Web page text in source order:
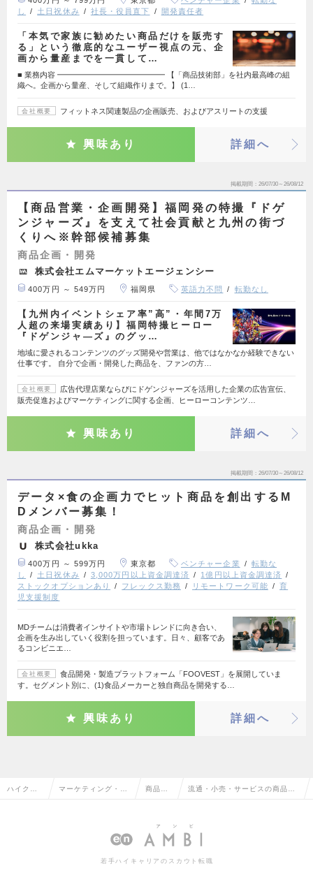
し
土日祝休み 社長・役員直下 開発責任者
「本気で家族に勧めたい商品だけを販売す
る」という徹底的なユーザー視点の元、企
画から量産までを一貫して…
■ 業務内容 ━━━━━━━━━━━━━━ 【「商品技術部」を社内最高峰の組
織へ。企画から量産、そして組織作りまで。】 (1…
会社概要 フィットネス関連製品の企画販売、およびアスリートの支援
興味あり 詳細へ
掲載期間 26/07/30～26/08/12
【商品営業・企画開発】福岡発の特撮『ドゲ
ンジャーズ』を支えて社会貢献と九州の街づ
くりへ※幹部候補募集
商品企画・開発
株式会社エムマーケットエージェンシー
400万円 ～ 549万円 福岡県 英語力不問 転勤なし
【九州内イベントシェア率”高”・年間7万
人超の来場実績あり】福岡特撮ヒーロー
『ドゲンジャ―ズ』のグッ…
地域に愛されるコンテンツのグッズ開発や営業は、他ではなかなか経験できない
仕事です。 自分で企画・開発した商品を、ファンの方…
会社概要
広告代理店業ならびにドゲンジャーズを活用した企業の広告宣伝、
販売促進およびマーケティングに関する企画、ヒーローコンテンツ…
興味あり 詳細へ
掲載期間 26/07/30～26/08/12
データ×食の企画力でヒット商品を創出するM
Dメンバー募集！
商品企画・開発
株式会社ukka
400万円 ～ 599万円 東京都 ベンチャー企業
転勤な
し
土日祝休み 3,000万円以上資金調達済
1億円以上資金調達済
ストックオプションあり
フレックス勤務 リモートワーク可能
育
児支援制度
MDチームは消費者インサイトや市場トレンドに向き合い、
企画を生み出していく役割を担っています。日々、顧客であ
るコンビニエ…
会社概要
食品開発・製造プラットフォーム「FOOVEST」を展開していま
す。セグメント別に、(1)食品メーカーと独自商品を開発する…
興味あり 詳細へ
ハイクラ マーケティング・販 商品企
発
流通・小売・サービスの商品企
若手ハイキャリアのスカウト転職